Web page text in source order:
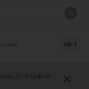
nueva
Abrir
para ver tu tarifa de
búsqueda